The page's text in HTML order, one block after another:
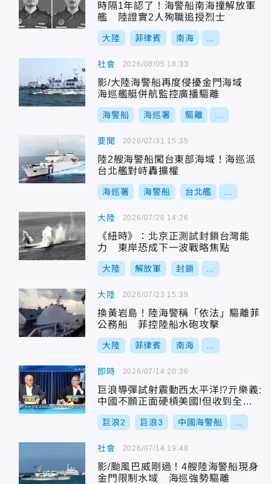
時隔1年認了！海警船南海撞解放軍
艦 陸證實2人殉職追授烈士
大陸 菲律賓 南海
社會
影/大陸海警船再度侵擾金門海域
海巡艦艇併航監控廣播驅離
海警船 海巡署 驅離
2026/08/05 18:33
要聞
陸2艘海警船闖台東部海域！海巡派
台北艦對峙轟擴權
海巡署 海警船 台北艦
2026/07/31 15:35
大陸
《紐時》：北京正測試封鎖台灣能
力 東岸恐成下一波戰略焦點
大陸 解放軍 封鎖
2026/07/26 14:26
大陸
換黃岩島！陸海警稱「依法」驅離菲
公務船 菲控陸船水砲攻擊
大陸 菲律賓 南海
2026/07/23 15:39
即時
巨浪導彈試射震動西太平洋!?亓樂義:
中國不願正面硬槓美國!但收到全射
程效果!
巨浪2 巨浪3 中國海警船
2026/07/14 20:36
社會
影/颱風巴威剛過！4艘陸海警船現身
金門限制水域 海巡強勢驅離
2026/07/14 19:48